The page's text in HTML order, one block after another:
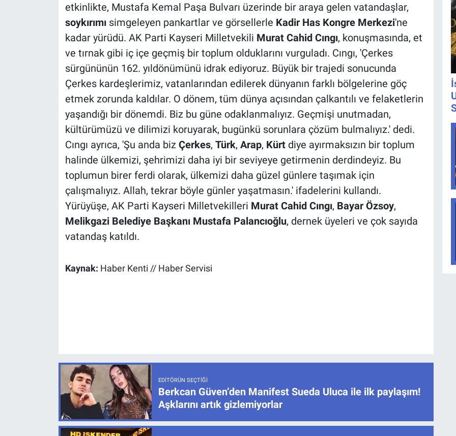
etkinlikte, Mustafa Kemal Paşa Bulvarı üzerinde bir araya gelen vatandaşlar,
soykırımısimgeleyen pankartlar ve görsellerle Kadir Has Kongre Merkezi'ne
kadar yürüdü. AK Parti Kayseri Milletvekili Murat Cahid Cıngı, konuşmasında, et
ve tırnak gibi iç içe geçmiş bir toplum olduklarını vurguladı. Cıngı, 'Çerkes
sürgününün 162. yıldönümünü idrak ediyoruz. Büyük bir trajedi sonucunda
Çerkes kardeşlerimiz, vatanlarından edilerek dünyanın farklı bölgelerine göç
etmek zorunda kaldılar. O dönem, tüm dünya açısından çalkantılı ve felaketlerin
yaşandığı bir dönemdi. Biz bu güne odaklanmalıyız. Geçmişi unutmadan,
kültürümüzü ve dilimizi koruyarak, bugünkü sorunlara çözüm bulmalıyız.' dedi.
Cıngı ayrıca, 'Şu anda biz Çerkes, Türk, Arap, Kürtdiye ayırmaksızın bir toplum
halinde ülkemizi, şehrimizi daha iyi bir seviyeye getirmenin derdindeyiz. Bu
toplumun birer ferdi olarak, ülkemizi daha güzel günlere taşımak için
çalışmalıyız. Allah, tekrar böyle günler yaşatmasın.' ifadelerini kullandı.
Yürüyüşe, AK Parti Kayseri Milletvekilleri Murat Cahid Cıngı, Bayar Özsoy,
Melikgazi Belediye Başkanı Mustafa Palancıoğlu, dernek üyeleri ve çok sayıda
vatandaş katıldı.
Kaynak: Haber Kenti // Haber Servisi
EDITÖRÜN SEÇTIĞI
Berkcan Güven’den Manifest Sueda Uluca ile ilk paylaşım!
Aşklarını artık gizlemiyorlar